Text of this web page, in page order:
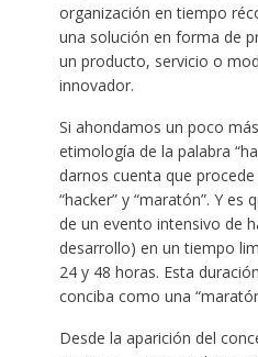
organización en tiempo
una solución en forma de
un producto, servicio o
innovador.
Si ahondamos un poco
etimología de la palabra
darnos cuenta que
“hacker” y “maratón”. Y
de un evento intensivo de
desarrollo) en un tiempo
24 y 48 horas. Esta
conciba como una
Desde la aparición del